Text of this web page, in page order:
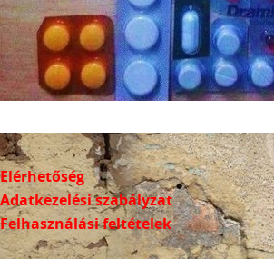
Elérhetőség
Adatkezelési szabályzat
Felhasználási feltételek